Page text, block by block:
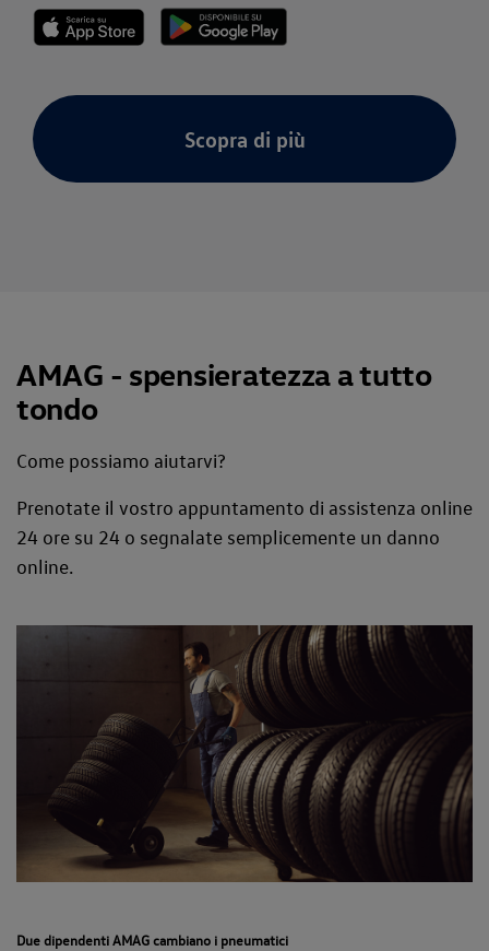
Scopra di più
AMAG - spensieratezza a tutto
tondo
Come possiamo aiutarvi?
Prenotate il vostro appuntamento di assistenza online
24 ore su 24 o segnalate semplicemente un danno
online.
Due dipendenti AMAG cambiano i pneumatici